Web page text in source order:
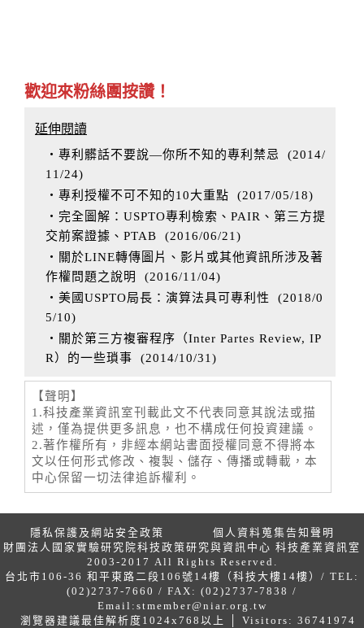
歡迎來粉絲團按讚！
延伸閱讀
‧專利髒話不要說—你所不知的專利禁忌 (2014/
11/24)
‧專利授權不可不知的10大重點 (2017/05/18)
‧完全圖解：USPTO專利檢索、PAIR、第三方提
交前案證據、PTAB (2016/06/21)
‧關於LINE轉傳圖片、影片或其他資訊所涉及著
作權問題之說明
(2016/11/04)
‧美國USPTO局長：演算法具可專利性
(2018/0
5/10)
‧關於第三方複審程序（Inter Partes Review, IP
R）的一些瑣事 (2014/10/31)
【聲明】
1.科技產業資訊室刊載此文不代表同意其說法或描
述，僅為提供更多訊息，也不構成任何投資建議。
2.著作權所有，非經本網站書面授權同意不得將本
文以任何形式修改、複製、儲存、傳播或轉載，本
中心保留一切法律追訴權利。
隱私保護及網站安全政策
個人資料蒐集告知聲明
財團法人國家實驗研究院科技政策研究與資訊中心 科技產業資訊室
2003-2017 All Rights Reserved.
台北市106-36 和平東路二段106號14樓（科技大樓14樓）/ TEL:
(02)2737-7660 / FAX: (02)2737-7838 /
Email: stmember@niar.org.tw
瀏覽器建議最佳解析度1024x768以上 │ Visitors: 36741974